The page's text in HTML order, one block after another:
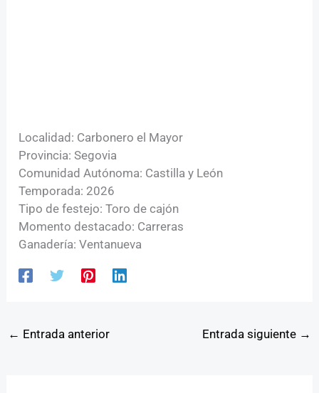
Localidad: Carbonero el Mayor
Provincia: Segovia
Comunidad Autónoma: Castilla y León
Temporada: 2026
Tipo de festejo: Toro de cajón
Momento destacado: Carreras
Ganadería: Ventanueva
← Entrada anterior Entrada siguiente →